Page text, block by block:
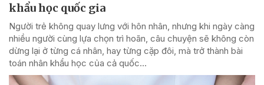
khẩu học quốc gia
Người trẻ không quay lưng với hôn nhân, nhưng khi ngày càng
nhiều người cùng lựa chọn trì hoãn, câu chuyện sẽ không còn
dừng lại ở từng cá nhân, hay từng cặp đôi, mà trở thành bài
toán nhân khẩu học của cả quốc...